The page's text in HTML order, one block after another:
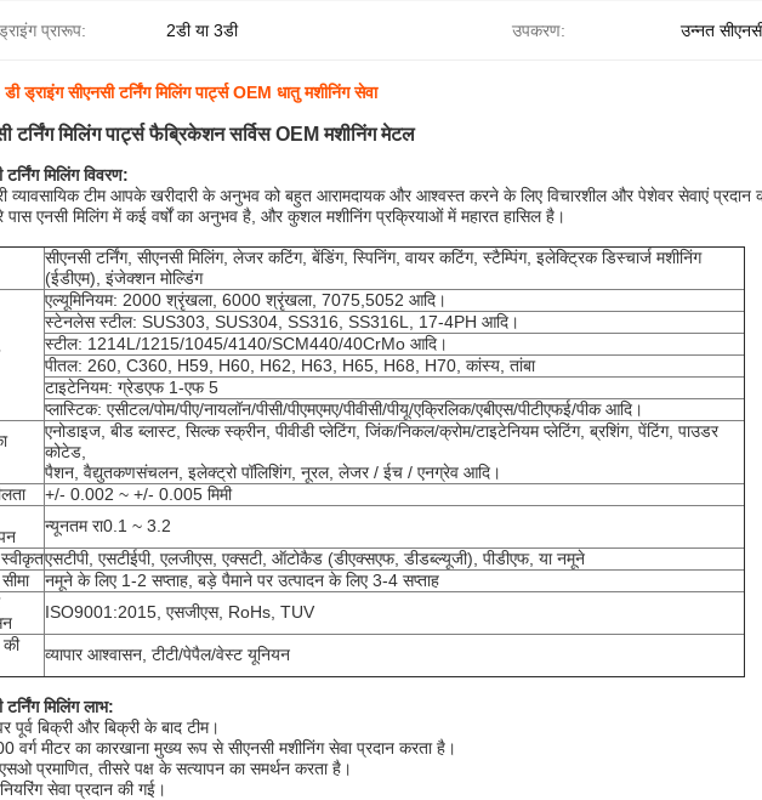
प्रारूप: 2डी या 3डी उपकरण: उन्नत
ड्राइंग सीएनसी टर्निंग मिलिंग पार्ट्स OEM धातु मशीनिंग सेवा
टर्निंग मिलिंग पार्ट्स फैब्रिकेशन सर्विस OEM मशीनिंग मेटल
टर्निंग मिलिंग विवरण:
व्यावसायिक टीम आपके खरीदारी के अनुभव को बहुत आरामदायक और आश्वस्त करने के लिए विचारशील और पेशेवर सेवाएं प्रदान
पास एनसी मिलिंग में कई वर्षों का अनुभव है, और कुशल मशीनिंग प्रक्रियाओं में महारत हासिल है।
सीएनसी टर्निंग, सीएनसी मिलिंग, लेजर कटिंग, बेंडिंग, स्पिनिंग, वायर कटिंग, स्टैम्पिंग, इलेक्ट्रिक डिस्चार्ज मशीनिंग
(ईडीएम), इंजेक्शन मोल्डिंग
एल्यूमिनियम: 2000 श्रृंखला, 6000 श्रृंखला, 7075,5052 आदि।
स्टेनलेस स्टील: SUS303, SUS304, SS316, SS316L, 17-4PH आदि।
स्टील: 1214L/1215/1045/4140/SCM440/40CrMo आदि।
पीतल: 260, C360, H59, H60, H62, H63, H65, H68, H70, कांस्य, तांबा
टाइटेनियम: ग्रेडएफ 1-एफ 5
प्लास्टिक: एसीटल/पोम/पीए/नायलॉन/पीसी/पीएमएमए/पीवीसी/पीयू/एक्रिलिक/एबीएस/पीटीएफई/पीक आदि।
एनोडाइज, बीड ब्लास्ट, सिल्क स्क्रीन, पीवीडी प्लेटिंग, जिंक/निकल/क्रोम/टाइटेनियम प्लेटिंग, ब्रशिंग, पेंटिंग, पाउडर
कोटेड,
पैशन, वैद्युतकणसंचलन, इलेक्ट्रो पॉलिशिंग, नूरल, लेजर / ईच / एनग्रेव आदि।
+/- 0.002 ~ +/- 0.005 मिमी
न्यूनतम रा0.1 ~ 3.2
एसटीपी, एसटीईपी, एलजीएस, एक्सटी, ऑटोकैड (डीएक्सएफ, डीडब्ल्यूजी), पीडीएफ, या नमूने
नमूने के लिए 1-2 सप्ताह, बड़े पैमाने पर उत्पादन के लिए 3-4 सप्ताह
ISO9001:2015, एसजीएस, RoHs, TUV
व्यापार आश्वासन, टीटी/पेपैल/वेस्ट यूनियन
टर्निंग मिलिंग लाभ:
पूर्व बिक्री और बिक्री के बाद टीम।
वर्ग मीटर का कारखाना मुख्य रूप से सीएनसी मशीनिंग सेवा प्रदान करता है।
प्रमाणित, तीसरे पक्ष के सत्यापन का समर्थन करता है।
सेवा प्रदान की गई।